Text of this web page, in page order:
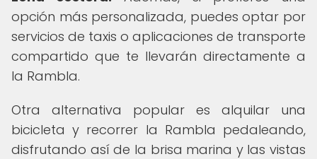
opción más personalizada, puedes optar por
servicios de taxis o aplicaciones de transporte
compartido que te llevarán directamente a
la Rambla.
Otra alternativa popular es alquilar una
bicicleta y recorrer la Rambla pedaleando,
disfrutando así de la brisa marina y las vistas